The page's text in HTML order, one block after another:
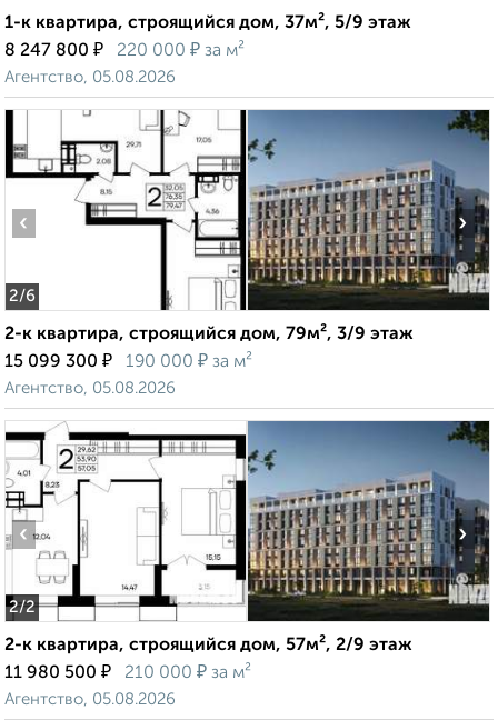
1-к квартира, строящийся дом, 37м², 5/9 этаж
8 247 800 ₽ 220 000 ₽ за м²
Агентство, 05.08.2026
2/6
‹ ›
2-к квартира, строящийся дом, 79м², 3/9 этаж
15 099 300 ₽ 190 000 ₽ за м²
Агентство, 05.08.2026
2/2
‹ ›
2-к квартира, строящийся дом, 57м², 2/9 этаж
11 980 500 ₽ 210 000 ₽ за м²
Агентство, 05.08.2026